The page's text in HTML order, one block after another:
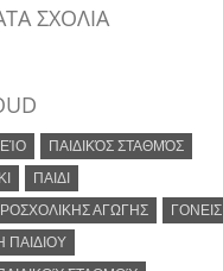
ΣΧΟΛΙΑ
ΠΑΙΔΙΚΌΣ ΣΤΑΘΜΌΣ
ΠΑΙΔΙ
ΑΓΩΓΗΣ
ΓΟΝΕΙΣ
ΠΑΙΔΙΟΥ